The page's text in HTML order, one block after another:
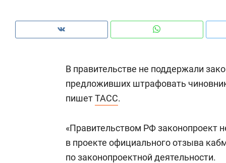
В правительстве не поддержали
предложивших штрафовать
пишетТАСС.
«Правительством РФ законопроект
в проекте официального отзыва
по законопроектной деятельности.
создают оазис жилого
комфорта под Казанью
ID вместо